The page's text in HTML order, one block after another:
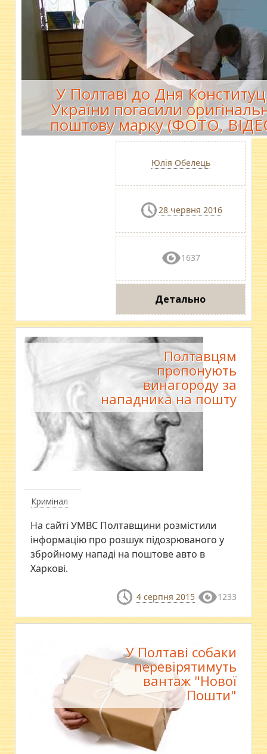
У Полтаві до Дня
України погасили
поштову марку (ФОТО,
Юлія Обелець
28 червня 2016
1637
Детально
Кримінал
Полтавцям
пропонують
винагороду за
нападника на пошту
​На сайті УМВС Полтавщини розмістили
інформацію про розшук підозрюваного у
збройному нападі на поштове авто в
Харкові.
4 серпня 2015 1233
У Полтаві собаки
перевірятимуть
вантаж "Нової
Пошти"